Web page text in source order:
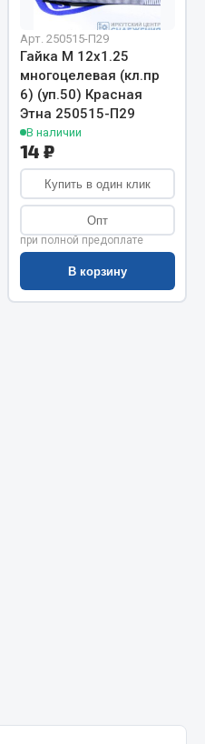
клавишные
Арт. 250515-П29
Гайка М 12х1.25
многоцелевая (кл.пр
6) (уп.50) Красная
Этна 250515-П29
В наличии
14 ₽
Купить в один клик
Опт
при полной предоплате
В корзину